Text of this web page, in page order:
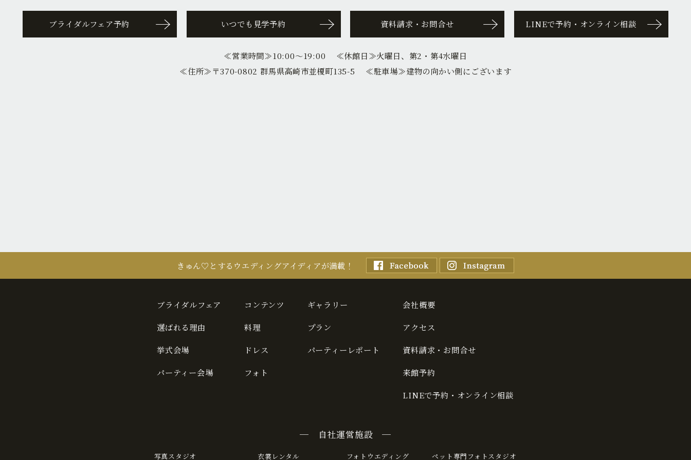
ブライダルフェア予約 いつでも見学予約 資料請求・お問合せ LINEで予約・オンライン相談
≪営業時間≫10:00〜19:00 ≪休館日≫火曜日、第2・第4水曜日
≪住所≫〒370-0802 群馬県高崎市並榎町135-5 ≪駐車場≫建物の向かい側にございます
きゅん♡とするウエディングアイディアが満載！
ブライダルフェア
選ばれる理由
挙式会場
パーティー会場
コンテンツ
料理
ドレス
フォト
ギャラリー
プラン
パーティーレポート
会社概要
アクセス
資料請求・お問合せ
来館予約
LINEで予約・オンライン相談
─ 自社運営施設 ─
写真スタジオ 衣裳レンタル フォトウエディング ペット専門フォトスタジオ